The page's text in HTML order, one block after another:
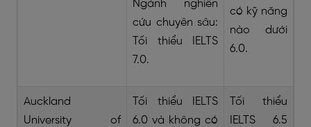
Ngành nghiên
cứu chuyên sâu:
Tối thiểu IELTS
7.0.
có kỹ năng
nào dưới
6.0.
Auckland
University of
Tối thiểu IELTS
6.0 và không có
Tối thiểu
IELTS 6.5